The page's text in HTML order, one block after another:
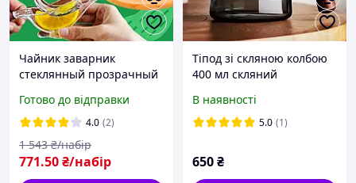
Чайник заварник
стеклянный прозрачный
боросиликатного стекла
для китайського чаю
большой заварник
Готово до відправки
4.0 (2)
771.50₴/набір
1 543 ₴/набір
Тіпод зі скляною колбою
400 мл скляний
скляний китайський
заварник тіпот гунфу для
В наявності
5.0 (1)
650₴